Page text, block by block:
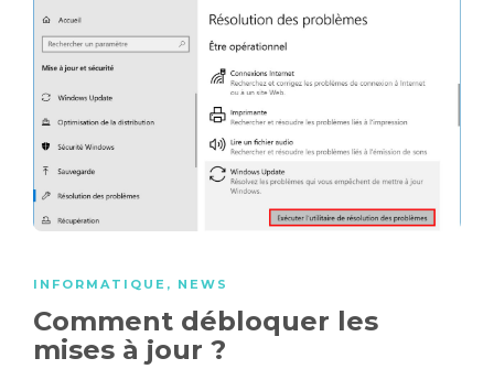
INFORMATIQUE , NEWS
Comment débloquer les
mises à jour ?